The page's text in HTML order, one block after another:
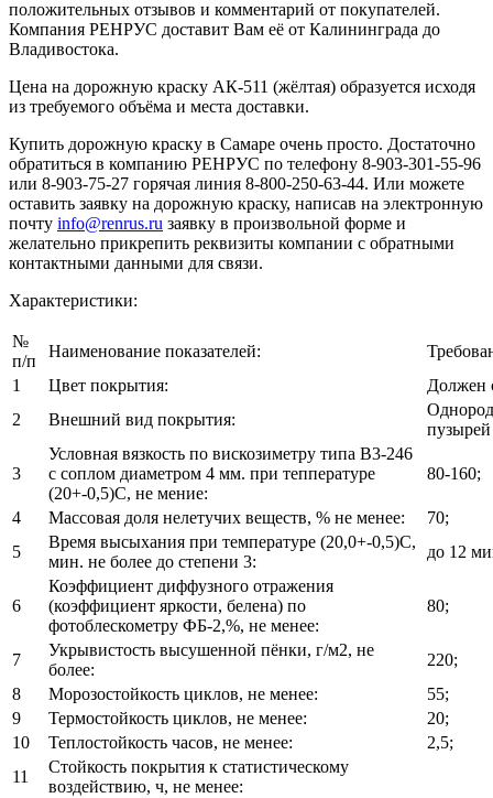
положительных отзывов и комментарий от покупателей.
Компания РЕНРУС доставит Вам её от Калининграда до
Владивостока.
Цена на дорожную краску АК-511 (жёлтая) образуется исходя
из требуемого объёма и места доставки.
Купить дорожную краску в Самаре очень просто. Достаточно
обратиться в компанию РЕНРУС по телефону 8-903-301-55-96
или 8-903-75-27 горячая линия 8-800-250-63-44. Или можете
оставить заявку на дорожную краску, написав на электронную
почту info@renrus.ru заявку в произвольной форме и
желательно прикрепить реквизиты компании с обратными
контактными данными для связи.
Характеристики:
№
п/п
Наименование показателей:
1
Цвет покрытия:
Должен
2
Внешний вид покрытия:
3
Условная вязкость по вискозиметру типа В3-246
с соплом диаметром 4 мм. при теппературе
(20+-0,5)С, не мение:
80-160;
4 Массовая доля нелетучих веществ, % не менее:
70;
5
Время высыхания при температуре (20,0+-0,5)С,
мин. не более до степени 3:
до 12
6
Коэффициент диффузного отражения
(коэффициент яркости, белена) по
фотоблескометру ФБ-2,%, не менее:
80;
7
Укрывистость высушенной пёнки, г/м2, не
более:
220;
8
Морозостойкость циклов, не менее:
55;
9
Термостойкость циклов, не менее:
20;
10
Теплостойкость часов, не менее:
2,5;
11
Стойкость покрытия к статистическому
воздействию, ч, не менее: